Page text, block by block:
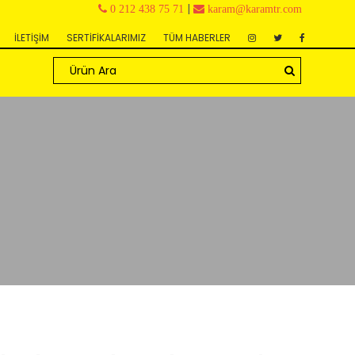
0 212 438 75 71 | karam@karamtr.com
TÜM HABERLER
SERTİFİKALARIMIZ
İLETİŞİM